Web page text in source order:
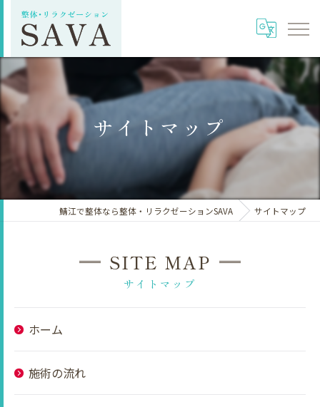
サイトマップ
鯖江で整体なら整体・リラクゼーションSAVA サイトマップ
サイトマップ
SITE MAP
ホーム
施術の流れ